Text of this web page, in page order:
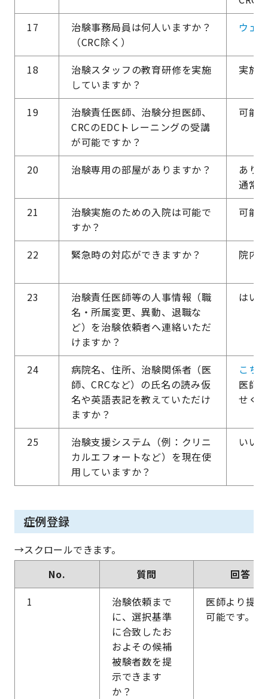
17
治験事務局員は何人いますか？
（CRC除く）
ウェ
18
治験スタッフの教育研修を実施
していますか？
実施
19
治験責任医師、治験分担医師、
CRCのEDCトレーニングの受講
が可能ですか？
可能
20 治験専用の部屋がありますか？
あり
通常
21
治験実施のための入院は可能で
すか？
可能
22 緊急時の対応ができますか？ 院内
23
治験責任医師等の人事情報（職
名・所属変更、異動、退職な
ど）を治験依頼者へ連絡いただ
けますか？
はい
24
病院名、住所、治験関係者（医
師、CRCなど）の氏名の読み仮
名や英語表記を教えていただけ
ますか？
こち
医師
せく
25
治験支援システム（例：クリニ
カルエフォートなど）を現在使
用していますか？
いい
症例登録
No. 質問
回答
1
治験依頼まで
に、選択基準
に合致したお
およその候補
被験者数を提
示できます
か？
医師より提示
可能です。